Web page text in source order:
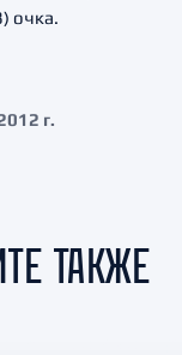
очка.
г.
ТАКЖЕ